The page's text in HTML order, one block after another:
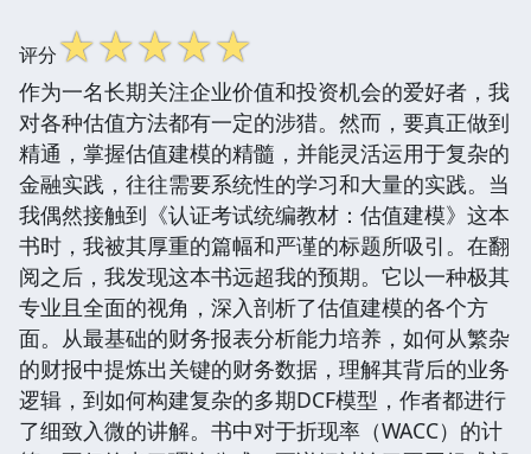
评分☆☆☆☆☆
作为一名长期关注企业价值和投资机会的爱好者，我
对各种估值方法都有一定的涉猎。然而，要真正做到
精通，掌握估值建模的精髓，并能灵活运用于复杂的
金融实践，往往需要系统性的学习和大量的实践。当
我偶然接触到《认证考试统编教材：估值建模》这本
书时，我被其厚重的篇幅和严谨的标题所吸引。在翻
阅之后，我发现这本书远超我的预期。它以一种极其
专业且全面的视角，深入剖析了估值建模的各个方
面。从最基础的财务报表分析能力培养，如何从繁杂
的财报中提炼出关键的财务数据，理解其背后的业务
逻辑，到如何构建复杂的多期DCF模型，作者都进行
了细致入微的讲解。书中对于折现率（WACC）的计